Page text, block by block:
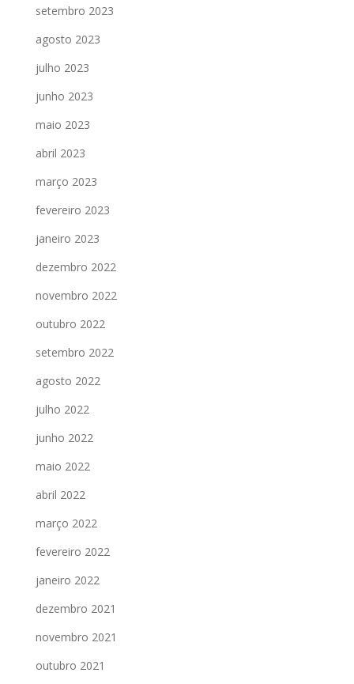
setembro 2023
agosto 2023
julho 2023
junho 2023
maio 2023
abril 2023
março 2023
fevereiro 2023
janeiro 2023
dezembro 2022
novembro 2022
outubro 2022
setembro 2022
agosto 2022
julho 2022
junho 2022
maio 2022
abril 2022
março 2022
fevereiro 2022
janeiro 2022
dezembro 2021
novembro 2021
outubro 2021